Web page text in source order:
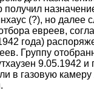
(?), но далее
евреев,
года)
Группу
9.05.1942 и
в газовую